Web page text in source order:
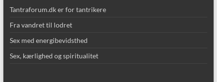
Tantraforum.dk er for tantrikere
Fra vandret til lodret
Sex med energibevidsthed
Sex, kærlighed og spiritualitet